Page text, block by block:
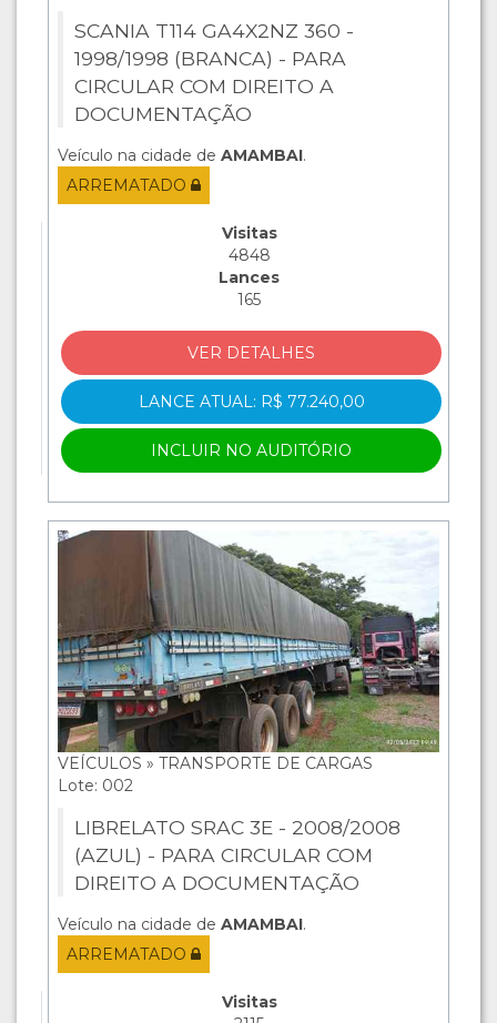
SCANIA T114 GA4X2NZ 360 -
1998/1998 (BRANCA) - PARA
CIRCULAR COM DIREITO A
DOCUMENTAÇÃO
Veículo na cidade de AMAMBAI.
ARREMATADO
Visitas
4848
Lances
165
VER DETALHES
LANCE ATUAL: R$ 77.240,00
INCLUIR NO AUDITÓRIO
VEÍCULOS » TRANSPORTE DE CARGAS
Lote: 002
LIBRELATO SRAC 3E - 2008/2008
(AZUL) - PARA CIRCULAR COM
DIREITO A DOCUMENTAÇÃO
Veículo na cidade de AMAMBAI.
ARREMATADO
Visitas